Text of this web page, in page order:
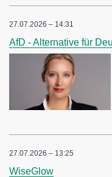
27.07.2026 – 14:31
AfD - Alternative für
27.07.2026 – 13:25
WiseGlow